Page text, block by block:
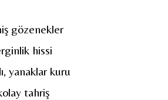
gözenekler
hissi
yanaklar kuru
tahriş